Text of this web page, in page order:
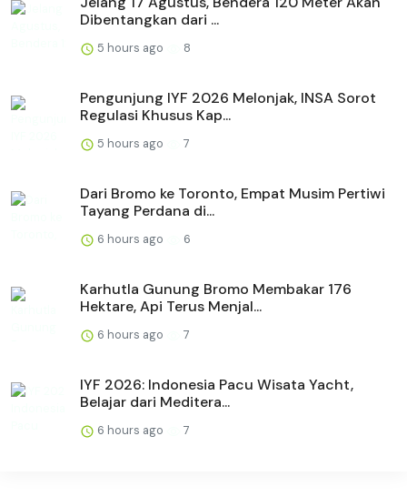
Dibentangkan dari ...
5 hours ago 8
Pengunjung IYF 2026 Melonjak, INSA Sorot
Regulasi Khusus Kap...
5 hours ago 7
Dari Bromo ke Toronto, Empat Musim Pertiwi
Tayang Perdana di...
6 hours ago 6
Karhutla Gunung Bromo Membakar 176
Hektare, Api Terus Menjal...
6 hours ago 7
IYF 2026: Indonesia Pacu Wisata Yacht,
Belajar dari Meditera...
6 hours ago 7